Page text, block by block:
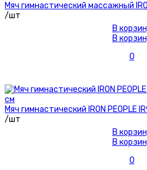
Мяч гимнастический массажный
/шт
В
В
0
Мяч гимнастический IRON PEOPLE
/шт
В
В
0